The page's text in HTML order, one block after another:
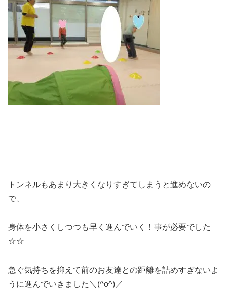
トンネルもあまり大きくなりすぎてしまうと進めないの
で、
身体を小さくしつつも早く進んでいく！事が必要でした
☆☆
急ぐ気持ちを抑えて前のお友達との距離を詰めすぎないよ
うに進んでいきました＼(^o^)／